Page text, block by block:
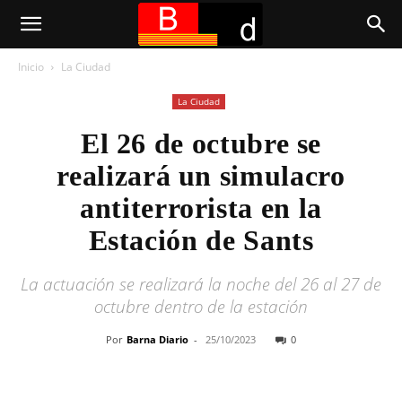
Inicio La Ciudad
La Ciudad
El 26 de octubre se
realizará un simulacro
antiterrorista en la
Estación de Sants
La actuación se realizará la noche del 26 al 27 de
octubre dentro de la estación
Por Barna Diario - 25/10/2023 0